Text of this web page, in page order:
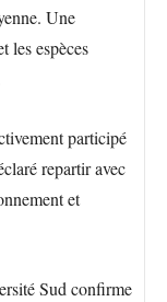
Une
les espèces
participé
repartir avec
et
Sud confirme